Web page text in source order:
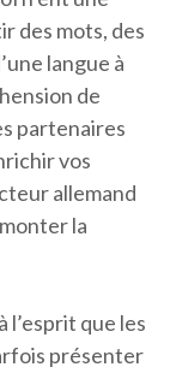
des mots, des
langue à
de
partenaires
vos
allemand
la
que les
présenter